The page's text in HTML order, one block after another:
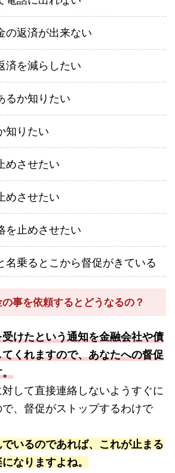
の返済が出来ない
済を減らしたい
るか知りたい
知りたい
めさせたい
めさせたい
を止めさせたい
名乗るとこから督促がきている
事を依頼するとどうなるの？
けたという通知を金融会社や債
くれますので、あなたへの督促
。
して直接連絡しないようすぐに
、督促がストップするわけで
いるのであれば、これが止まる
なりますよね。